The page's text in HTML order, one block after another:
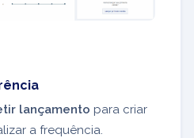
lançamento para criar
a frequência.